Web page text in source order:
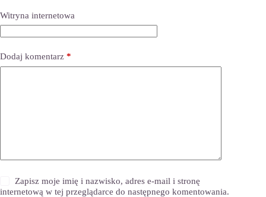
Witryna internetowa
Dodaj komentarz *
Zapisz moje imię i nazwisko, adres e-mail i stronę
internetową w tej przeglądarce do następnego komentowania.